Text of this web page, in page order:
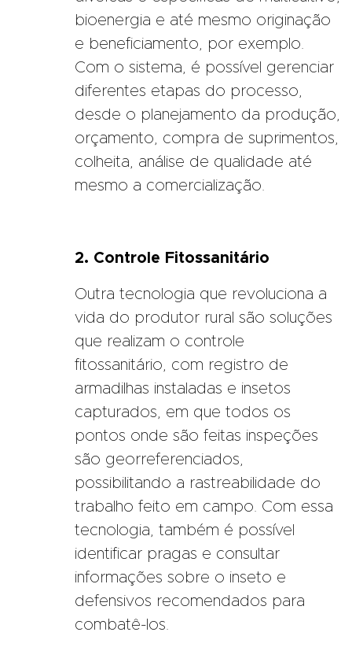
bioenergia e até mesmo originação
e beneficiamento, por exemplo.
Com o sistema, é possível gerenciar
diferentes etapas do processo,
desde o planejamento da produção,
orçamento, compra de suprimentos,
colheita, análise de qualidade até
mesmo a comercialização.
2. Controle Fitossanitário
Outra tecnologia que revoluciona a
vida do produtor rural são soluções
que realizam o controle
fitossanitário, com registro de
armadilhas instaladas e insetos
capturados, em que todos os
pontos onde são feitas inspeções
são georreferenciados,
possibilitando a rastreabilidade do
trabalho feito em campo. Com essa
tecnologia, também é possível
identificar pragas e consultar
informações sobre o inseto e
defensivos recomendados para
combatê-los.